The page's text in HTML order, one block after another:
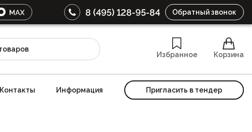
8 (495) 128-95-84 Обратный звонок
Избранное Корзина
Контакты Информация Пригласить в тендер